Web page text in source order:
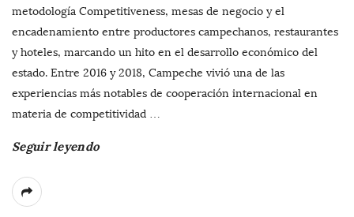
metodología Competitiveness, mesas de negocio y el
encadenamiento entre productores campechanos, restaurantes
y hoteles, marcando un hito en el desarrollo económico del
estado. Entre 2016 y 2018, Campeche vivió una de las
experiencias más notables de cooperación internacional en
materia de competitividad …
Seguir leyendo